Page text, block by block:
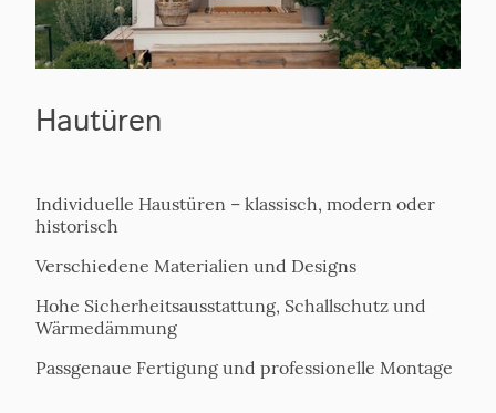
Hautüren
Individuelle Haustüren – klassisch, modern oder
historisch
Verschiedene Materialien und Designs
Hohe Sicherheitsausstattung, Schallschutz und
Wärmedämmung
Passgenaue Fertigung und professionelle Montage